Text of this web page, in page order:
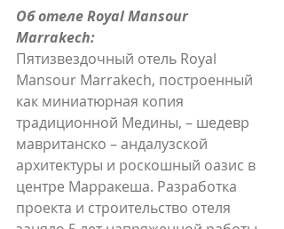
Об отеле Royal Mansour
Marrakech:
Пятизвездочный отель Royal
Mansour Marrakech, построенный
как миниатюрная копия
традиционной Медины, – шедевр
мавританско – андалузской
архитектуры и роскошный оазис в
центре Марракеша. Разработка
проекта и строительство отеля